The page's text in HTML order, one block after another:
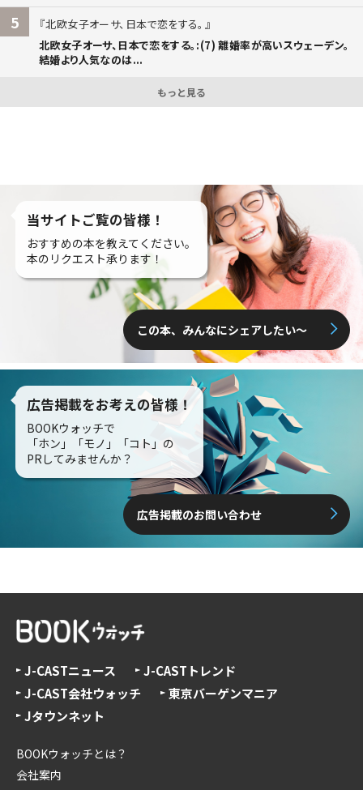
5
北欧女子オーサ、日本で恋をする。
北欧女子オーサ、日本で恋をする。:(7) 離婚率が高いスウェーデン。
結婚より人気なのは...
もっと見る
当サイトご覧の皆様！
おすすめの本を教えてください。
本のリクエスト承ります！
この本、みんなにシェアしたい〜
広告掲載をお考えの皆様！
BOOKウォッチで
「ホン」「モノ」「コト」の
PRしてみませんか？
広告掲載のお問い合わせ
J-CASTニュース
J-CASTトレンド
J-CAST会社ウォッチ
東京バーゲンマニア
Jタウンネット
BOOKウォッチとは？
会社案内